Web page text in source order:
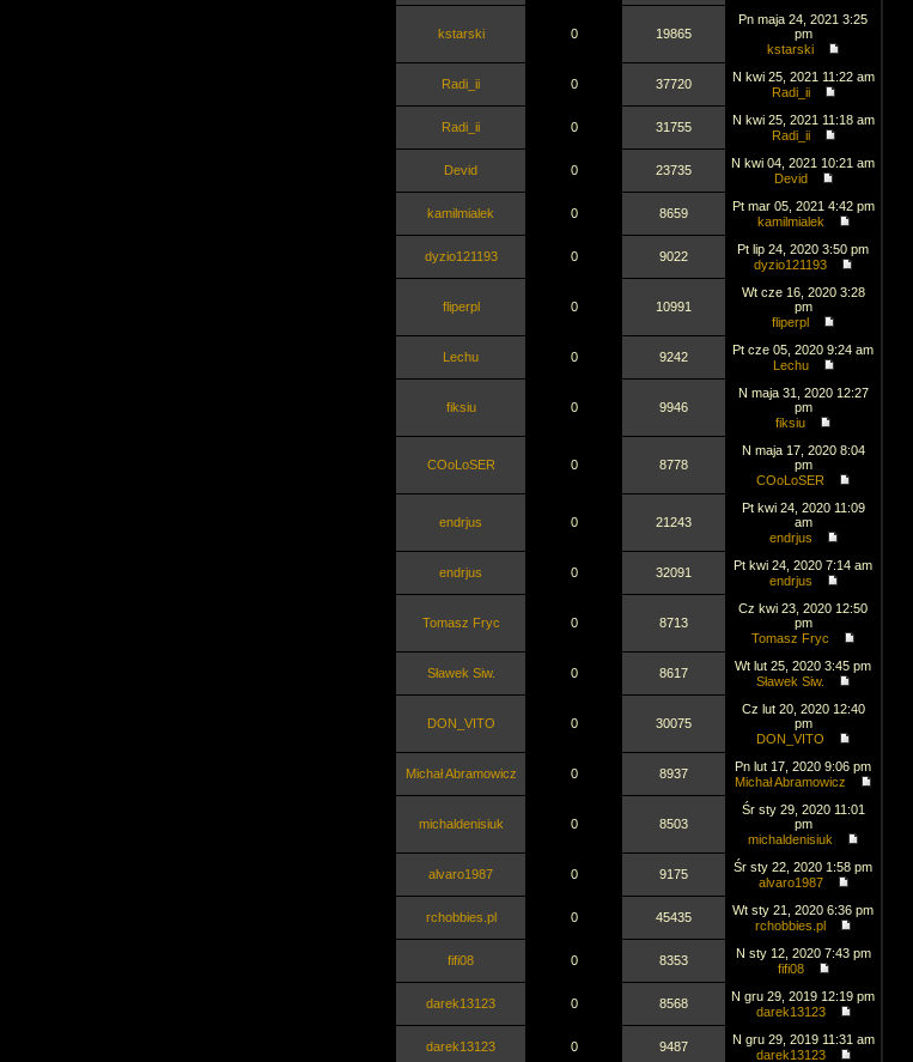
kstarski 0 19865
Pn maja 24, 2021 3:25
pm
kstarski
Radi_ii 0 37720
N kwi 25, 2021 11:22 am
Radi_ii
Radi_ii 0 31755
N kwi 25, 2021 11:18 am
Radi_ii
Devid 0 23735
N kwi 04, 2021 10:21 am
Devid
kamilmialek 0 8659
Pt mar 05, 2021 4:42 pm
kamilmialek
dyzio121193 0 9022
Pt lip 24, 2020 3:50 pm
dyzio121193
fliperpl 0 10991
Wt cze 16, 2020 3:28
pm
fliperpl
Lechu 0 9242
Pt cze 05, 2020 9:24 am
Lechu
fiksiu 0 9946
N maja 31, 2020 12:27
pm
fiksiu
COoLoSER 0 8778
N maja 17, 2020 8:04
pm
COoLoSER
endrjus 0 21243
Pt kwi 24, 2020 11:09
am
endrjus
endrjus 0 32091
Pt kwi 24, 2020 7:14 am
endrjus
Tomasz Fryc 0 8713
Cz kwi 23, 2020 12:50
pm
Tomasz Fryc
Sławek Siw. 0 8617
Wt lut 25, 2020 3:45 pm
Sławek Siw.
DON_VITO 0 30075
Cz lut 20, 2020 12:40
pm
DON_VITO
Michał Abramowicz 0 8937
Pn lut 17, 2020 9:06 pm
Michał Abramowicz
michaldenisiuk 0 8503
Śr sty 29, 2020 11:01
pm
michaldenisiuk
alvaro1987 0 9175
Śr sty 22, 2020 1:58 pm
alvaro1987
rchobbies.pl 0 45435
Wt sty 21, 2020 6:36 pm
rchobbies.pl
fifi08 0 8353
N sty 12, 2020 7:43 pm
fifi08
darek13123 0 8568
N gru 29, 2019 12:19 pm
darek13123
darek13123 0 9487
N gru 29, 2019 11:31 am
darek13123